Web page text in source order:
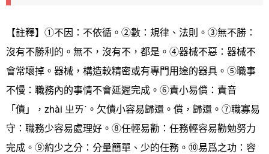
【註釋】①不因：不依循。②數：規律、法則。③無不勝：
沒有不勝利的。無不，沒有不，都是。④器械不惡：器械不
會常壞掉。器械，構造較精密或有專門用途的器具。⑤職事
不慢：職務內的事情不會延遲完成。⑥責小易償：責音
「債」，zhài ㄓㄞˋ。欠債小容易歸還。償，歸還。⑦職寡易
守：職務少容易處理好。⑧任輕易勸：任務輕容易勸勉努力
完成。⑨約少之分：分量簡單、少的任務。⑩易爲之功：容